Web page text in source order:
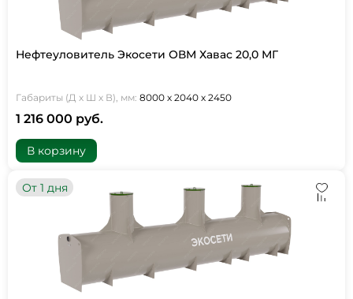
Нефтеуловитель Экосети ОВМ Хавас 20,0 МГ
Габариты (Д х Ш х В), мм: 8000 х 2040 х 2450
1 216 000 руб.
В корзину
От 1 дня